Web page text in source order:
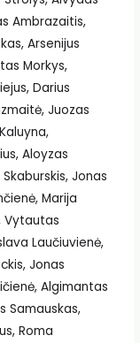
Ambrazaitis,
Arsenijus
Morkys,
Darius
Juozas
Aloyzas
Jonas
Marija
Vytautas
Laučiuvienė,
Jonas
Algimantas
Samauskas,
Roma